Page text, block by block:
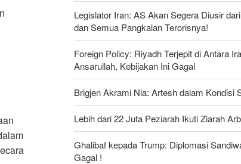
Legislator Iran: AS Akan Segera Diusir
dan Semua Pangkalan Terorisnya!
Foreign Policy: Riyadh Terjepit di Antara
Ansarullah, Kebijakan Ini Gagal
Brigjen Akrami Nia: Artesh dalam Kondisi
Lebih dari 22 Juta Peziarah Ikuti Ziarah
Ghalibaf kepada Trump: Diplomasi
Gagal !